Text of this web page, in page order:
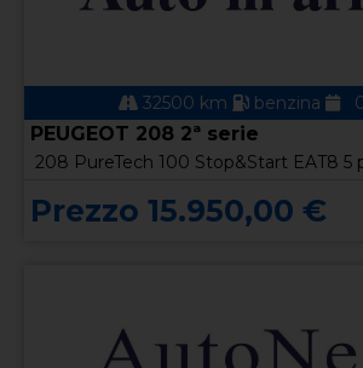
32500 km benzina
PEUGEOT 208 2ª serie
208 PureTech 100 Stop&Start EAT8 5
Prezzo 15.950,00 €